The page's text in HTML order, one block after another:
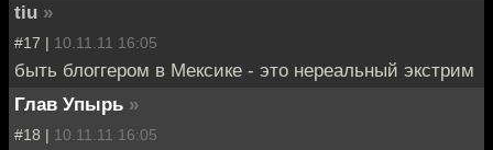
tiu »
#17 | 10.11.11 16:05
быть блоггером в Мексике - это нереальный экстрим
Глав Упырь »
#18 | 10.11.11 16:05